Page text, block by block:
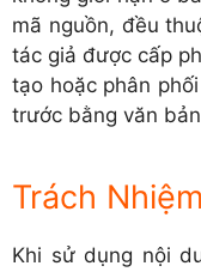
mã nguồn, đều
tác giả được cấp
tạo hoặc phân
trước bằng văn
Trách
Khi sử dụng nội